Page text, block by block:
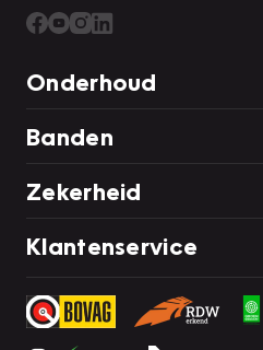
Onderhoud
Banden
Zekerheid
Klantenservice